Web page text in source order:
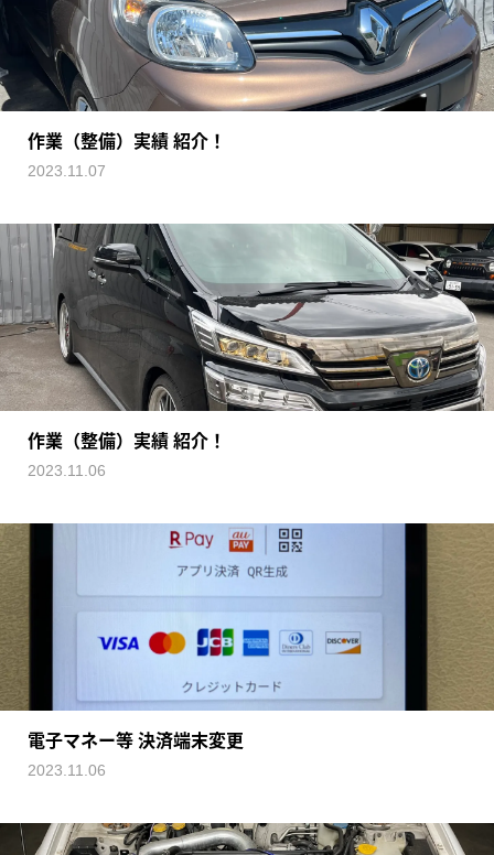
作業（整備）実績 紹介！
2023.11.07
作業（整備）実績 紹介！
2023.11.06
電子マネー等 決済端末変更
2023.11.06